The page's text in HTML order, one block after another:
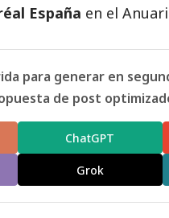
España en el
para generar en
de post
ChatGPT
Grok